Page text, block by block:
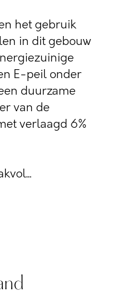
het gebruik
in dit gebouw
E-peil onder
duurzame
van de
verlaagd 6%